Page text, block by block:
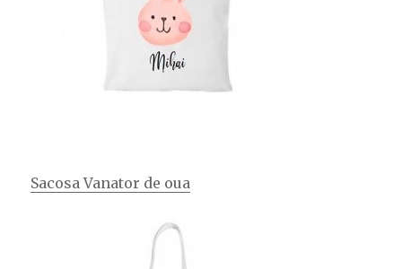
Sacosa Vanator de oua